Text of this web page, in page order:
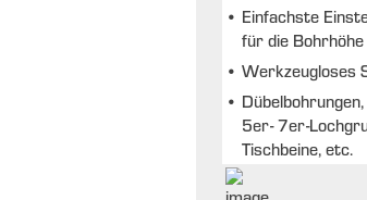
• Einfachste
für die Bohrhöhe
• Werkzeugloses
•
5er- 7er-
Tischbeine, etc.